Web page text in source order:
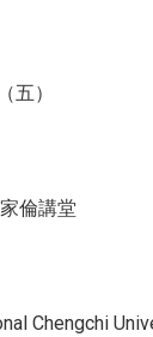
）
倫講堂
Chengchi